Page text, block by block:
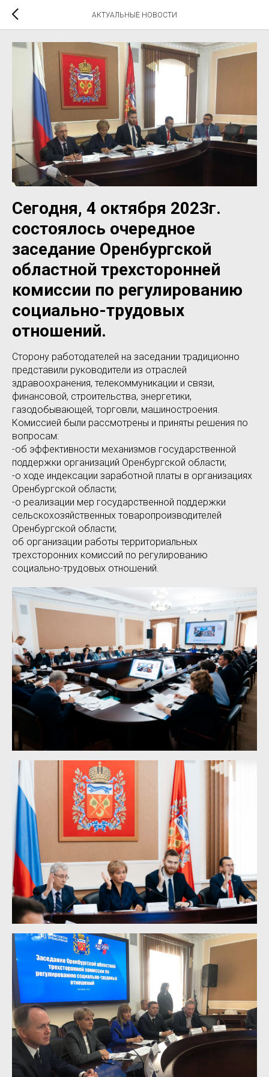
АКТУАЛЬНЫЕ НОВОСТИ
Сегодня, 4 октября 2023г.
состоялось очередное
заседание Оренбургской
областной трехсторонней
комиссии по регулированию
социально-трудовых
отношений.
Сторону работодателей на заседании традиционно
представили руководители из отраслей
здравоохранения, телекоммуникации и связи,
финансовой, строительства, энергетики,
газодобывающей, торговли, машиностроения.
Комиссией были рассмотрены и приняты решения по
вопросам:
-об эффективности механизмов государственной
поддержки организаций Оренбургской области;
-о ходе индексации заработной платы в организациях
Оренбургской области;
-о реализации мер государственной поддержки
сельскохозяйственных товаропроизводителей
Оренбургской области;
об организации работы территориальных
трехсторонних комиссий по регулированию
социально-трудовых отношений.